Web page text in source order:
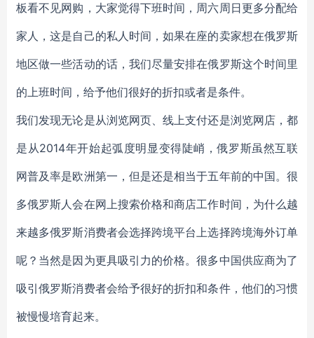
板看不见网购，大家觉得下班时间，周六周日更多分配给
家人，这是自己的私人时间，如果在座的卖家想在俄罗斯
地区做一些活动的话，我们尽量安排在俄罗斯这个时间里
的上班时间，给予他们很好的折扣或者是条件。
我们发现无论是从浏览网页、线上支付还是浏览网店，都
是从2014年开始起弧度明显变得陡峭，俄罗斯虽然互联
网普及率是欧洲第一，但是还是相当于五年前的中国。很
多俄罗斯人会在网上搜索价格和商店工作时间，为什么越
来越多俄罗斯消费者会选择跨境平台上选择跨境海外订单
呢？当然是因为更具吸引力的价格。很多中国供应商为了
吸引俄罗斯消费者会给予很好的折扣和条件，他们的习惯
被慢慢培育起来。